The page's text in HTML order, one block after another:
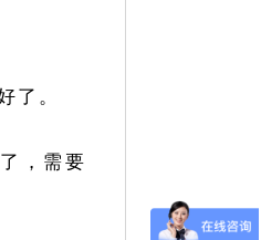
了。
，需要